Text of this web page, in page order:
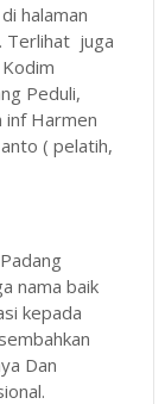
halaman
Terlihat juga
Peduli,
inf Harmen
( pelatih,
nama baik
kepada
Dan